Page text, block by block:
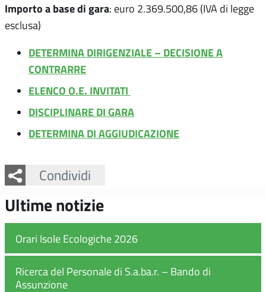
Importo a base di gara: euro 2.369.500,86 (IVA di legge
esclusa)
DETERMINA DIRIGENZIALE – DECISIONE A
CONTRARRE
ELENCO O.E. INVITATI
DISCIPLINARE DI GARA
DETERMINA DI AGGIUDICAZIONE
Condividi
Facebook
Twitter
Whatsapp
Ultime notizie
Orari Isole Ecologiche 2026
Ricerca del Personale di S.a.ba.r. – Bando di
Assunzione